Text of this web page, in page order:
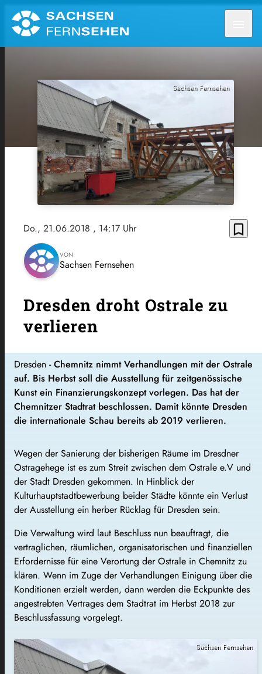
Sachsen Fernsehen
Do., 21.06.2018 , 14:17 Uhr bookmark_border
VON
Sachsen Fernsehen
Dresden droht Ostrale zu
verlieren
Dresden -Chemnitz nimmt Verhandlungen mit der Ostrale
auf. Bis Herbst soll die Ausstellung für zeitgenössische
Kunst ein Finanzierungskonzept vorlegen. Das hat der
Chemnitzer Stadtrat beschlossen. Damit könnte Dresden
die internationale Schau bereits ab 2019 verlieren.
Wegen der Sanierung der bisherigen Räume im Dresdner
Ostragehege ist es zum Streit zwischen dem Ostrale e.V und
der Stadt Dresden gekommen. In Hinblick der
Kulturhauptstadtbewerbung beider Städte könnte ein Verlust
der Ausstellung ein herber Rücklag für Dresden sein.
Die Verwaltung wird laut Beschluss nun beauftragt, die
vertraglichen, räumlichen, organisatorischen und finanziellen
Erfordernisse für eine Verortung der Ostrale in Chemnitz zu
klären. Wenn im Zuge der Verhandlungen Einigung über die
Konditionen erzielt werden, dann werden die Eckpunkte des
angestrebten Vertrages dem Stadtrat im Herbst 2018 zur
Beschlussfassung vorgelegt.
Sachsen Fernsehen